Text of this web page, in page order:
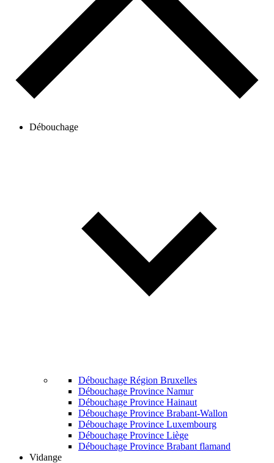
Débouchage
Débouchage Région Bruxelles
Débouchage Province Namur
Débouchage Province Hainaut
Débouchage Province Brabant-Wallon
Débouchage Province Luxembourg
Débouchage Province Liège
Débouchage Province Brabant flamand
Vidange